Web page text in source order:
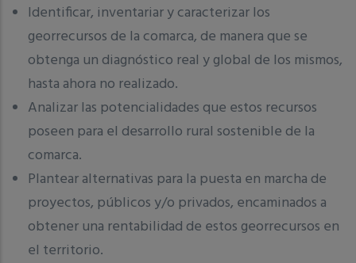
Identificar, inventariar y caracterizar los
georrecursos de la comarca, de manera que se
obtenga un diagnóstico real y global de los mismos,
hasta ahora no realizado.
Analizar las potencialidades que estos recursos
poseen para el desarrollo rural sostenible de la
comarca.
Plantear alternativas para la puesta en marcha de
proyectos, públicos y/o privados, encaminados a
obtener una rentabilidad de estos georrecursos en
el territorio.